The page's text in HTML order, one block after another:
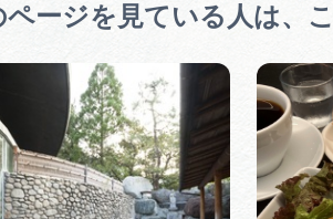
ページを見ている人は、